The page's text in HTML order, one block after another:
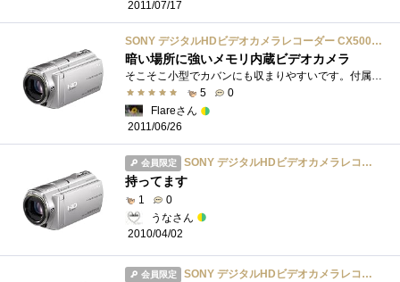
2011/07/17
SONY デジタルHDビデオカメラレコーダー CX500V 内蔵メモリー32GB シルバー HDR-CX500V/S
暗い場所に強いメモリ内蔵ビデオカメラ
5
0
Flareさん
2011/06/26
会員限定 SONY デジタルHDビデオカメラレコーダー CX500V 内蔵メモリー32GB シルバー HDR-CX500V/S
持ってます
1
0
うなさん
2010/04/02
会員限定 SONY デジタルHDビデオカメラレコーダー CX500V 内蔵メモリー32GB シルバー HDR-CX500V/S